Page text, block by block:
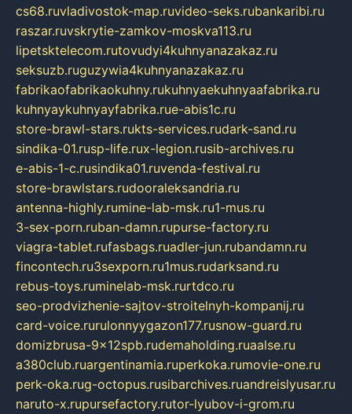
cs68.ruvladivostok-map.ruvideo-seks.rubankaribi.ru
raszar.ruvskrytie-zamkov-moskva113.ru
lipetsktelecom.rutovudyi4kuhnyanazakaz.ru
seksuzb.ruguzywia4kuhnyanazakaz.ru
fabrikaofabrikaokuhny.rukuhnyaekuhnyaafabrika.ru
kuhnyaykuhnyayfabrika.rue-abis1c.ru
store-brawl-stars.rukts-services.rudark-sand.ru
sindika-01.rusp-life.rux-legion.rusib-archives.ru
e-abis-1-c.rusindika01.ruvenda-festival.ru
store-brawlstars.rudooraleksandria.ru
antenna-highly.rumine-lab-msk.ru1-mus.ru
3-sex-porn.ruban-damn.rupurse-factory.ru
viagra-tablet.rufasbags.ruadler-jun.rubandamn.ru
fincontech.ru3sexporn.ru1mus.rudarksand.ru
rebus-toys.ruminelab-msk.rurtdco.ru
seo-prodvizhenie-sajtov-stroitelnyh-kompanij.ru
card-voice.rurulonnyygazon177.rusnow-guard.ru
domizbrusa-9x12spb.rudemaholding.ruaalse.ru
a380club.ruargentinamia.ruperkoka.rumovie-one.ru
perk-oka.rug-octopus.rusibarchives.ruandreislyusar.ru
naruto-x.rupursefactory.rutor-lyubov-i-grom.ru